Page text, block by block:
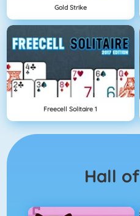
Gold Strike
Freecell Solitaire 1
Hall of